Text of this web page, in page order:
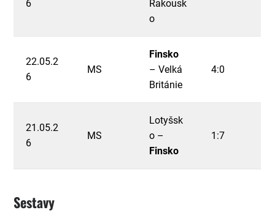
6
Rakousk
o
22.05.2
6
MS
Finsko
– Velká
Británie
4:0
21.05.2
6
MS
Lotyšsk
o –
Finsko
1:7
Sestavy